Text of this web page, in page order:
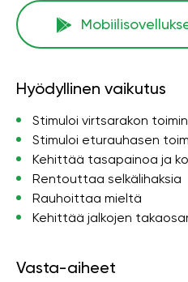
Hyödyllinen vaikutus
Stimuloi virtsarakon
Stimuloi eturauhasen
Kehittää tasapainoa ja
Rentouttaa selkälihaksia
Rauhoittaa mieltä
Kehittää jalkojen
Vasta-aiheet